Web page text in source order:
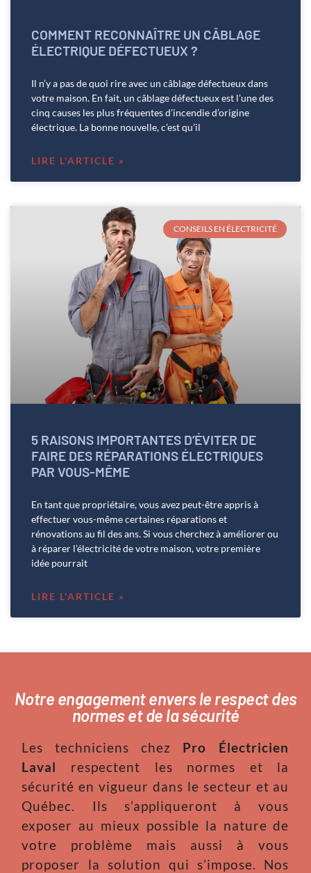
COMMENT RECONNAÎTRE UN CÂBLAGE
ÉLECTRIQUE DÉFECTUEUX ?
Il n’y a pas de quoi rire avec un câblage défectueux dans
votre maison. En fait, un câblage défectueux est l’une des
cinq causes les plus fréquentes d’incendie d’origine
électrique. La bonne nouvelle, c’est qu’il
LIRE L'ARTICLE »
CONSEILS EN ÉLECTRICITÉ
5 RAISONS IMPORTANTES D’ÉVITER DE
FAIRE DES RÉPARATIONS ÉLECTRIQUES
PAR VOUS-MÊME
En tant que propriétaire, vous avez peut-être appris à
effectuer vous-même certaines réparations et
rénovations au fil des ans. Si vous cherchez à améliorer ou
à réparer l’électricité de votre maison, votre première
idée pourrait
LIRE L'ARTICLE »
Notre engagement envers le respect des
normes et de la sécurité
Les techniciens chez Pro Électricien
Laval
respectent les normes et la
sécurité en vigueur dans le secteur et au
Québec. Ils s’appliqueront à vous
exposer au mieux possible la nature de
votre problème mais aussi à vous
proposer la solution qui s’impose. Nos